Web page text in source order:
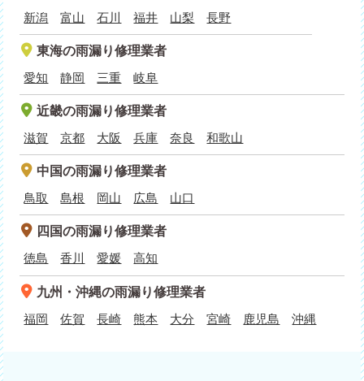
新潟
富山 石川 福井 山梨 長野
東海の雨漏り修理業者
愛知
静岡 三重 岐阜
近畿の雨漏り修理業者
滋賀
京都 大阪 兵庫 奈良 和歌山
中国の雨漏り修理業者
鳥取
島根 岡山 広島 山口
四国の雨漏り修理業者
徳島
香川 愛媛 高知
九州・沖縄の雨漏り修理業者
福岡
佐賀 長崎 熊本 大分 宮崎 鹿児島 沖縄